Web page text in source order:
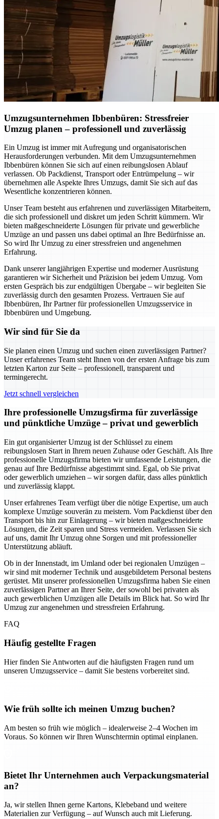
Umzugsunternehmen Ibbenbüren: Stressfreier
Umzug planen – professionell und zuverlässig
Ein Umzug ist immer mit Aufregung und organisatorischen
Herausforderungen verbunden. Mit dem Umzugsunternehmen
Ibbenbüren können Sie sich auf einen reibungslosen Ablauf
verlassen. Ob Packdienst, Transport oder Entrümpelung – wir
übernehmen alle Aspekte Ihres Umzugs, damit Sie sich auf das
Wesentliche konzentrieren können.
Unser Team besteht aus erfahrenen und zuverlässigen Mitarbeitern,
die sich professionell und diskret um jeden Schritt kümmern. Wir
bieten maßgeschneiderte Lösungen für private und gewerbliche
Umzüge an und passen uns dabei optimal an Ihre Bedürfnisse an.
So wird Ihr Umzug zu einer stressfreien und angenehmen
Erfahrung.
Dank unserer langjährigen Expertise und moderner Ausrüstung
garantieren wir Sicherheit und Präzision bei jedem Umzug. Vom
ersten Gespräch bis zur endgültigen Übergabe – wir begleiten Sie
zuverlässig durch den gesamten Prozess. Vertrauen Sie auf
Ibbenbüren, Ihr Partner für professionellen Umzugsservice in
Ibbenbüren und Umgebung.
Wir sind für Sie da
Sie planen einen Umzug und suchen einen zuverlässigen Partner?
Unser erfahrenes Team steht Ihnen von der ersten Anfrage bis zum
letzten Karton zur Seite – professionell, transparent und
termingerecht.
Jetzt schnell vergleichen
Ihre professionelle Umzugsfirma für zuverlässige
und pünktliche Umzüge – privat und gewerblich
Ein gut organisierter Umzug ist der Schlüssel zu einem
reibungslosen Start in Ihrem neuen Zuhause oder Geschäft. Als Ihre
professionelle Umzugsfirma bieten wir umfassende Leistungen, die
genau auf Ihre Bedürfnisse abgestimmt sind. Egal, ob Sie privat
oder gewerblich umziehen – wir sorgen dafür, dass alles pünktlich
und zuverlässig klappt.
Unser erfahrenes Team verfügt über die nötige Expertise, um auch
komplexe Umzüge souverän zu meistern. Vom Packdienst über den
Transport bis hin zur Einlagerung – wir bieten maßgeschneiderte
Lösungen, die Zeit sparen und Stress vermeiden. Verlassen Sie sich
auf uns, damit Ihr Umzug ohne Sorgen und mit professioneller
Unterstützung abläuft.
Ob in der Innenstadt, im Umland oder bei regionalen Umzügen –
wir sind mit moderner Technik und ausgebildetem Personal bestens
gerüstet. Mit unserer professionellen Umzugsfirma haben Sie einen
zuverlässigen Partner an Ihrer Seite, der sowohl bei privaten als
auch gewerblichen Umzügen alle Details im Blick hat. So wird Ihr
Umzug zur angenehmen und stressfreien Erfahrung.
FAQ
Häufig gestellte Fragen
Hier finden Sie Antworten auf die häufigsten Fragen rund um
unseren Umzugsservice – damit Sie bestens vorbereitet sind.
Wie früh sollte ich meinen Umzug buchen?
Am besten so früh wie möglich – idealerweise 2–4 Wochen im
Voraus. So können wir Ihren Wunschtermin optimal einplanen.
Bietet Ihr Unternehmen auch Verpackungsmaterial
an?
Ja, wir stellen Ihnen gerne Kartons, Klebeband und weitere
Materialien zur Verfügung – auf Wunsch auch mit Lieferung.